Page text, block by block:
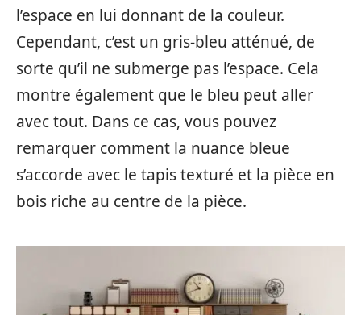
l’espace en lui donnant de la couleur.
Cependant, c’est un gris-bleu atténué, de
sorte qu’il ne submerge pas l’espace. Cela
montre également que le bleu peut aller
avec tout. Dans ce cas, vous pouvez
remarquer comment la nuance bleue
s’accorde avec le tapis texturé et la pièce en
bois riche au centre de la pièce.